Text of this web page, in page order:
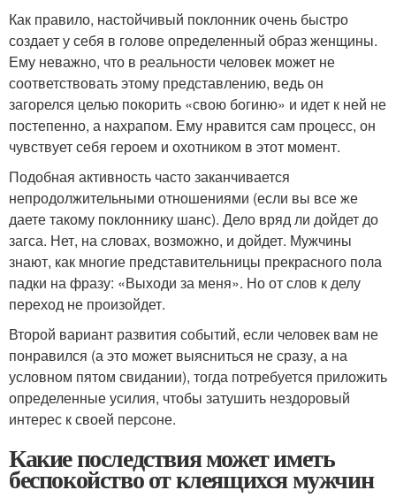
Как правило, настойчивый поклонник очень быстро
создает у себя в голове определенный образ женщины.
Ему неважно, что в реальности человек может не
соответствовать этому представлению, ведь он
загорелся целью покорить «свою богиню» и идет к ней не
постепенно, а нахрапом. Ему нравится сам процесс, он
чувствует себя героем и охотником в этот момент.
Подобная активность часто заканчивается
непродолжительными отношениями (если вы все же
даете такому поклоннику шанс). Дело вряд ли дойдет до
загса. Нет, на словах, возможно, и дойдет. Мужчины
знают, как многие представительницы прекрасного пола
падки на фразу: «Выходи за меня». Но от слов к делу
переход не произойдет.
Второй вариант развития событий, если человек вам не
понравился (а это может выясниться не сразу, а на
условном пятом свидании), тогда потребуется приложить
определенные усилия, чтобы затушить нездоровый
интерес к своей персоне.
Какие последствия может иметь
беспокойство от клеящихся мужчин